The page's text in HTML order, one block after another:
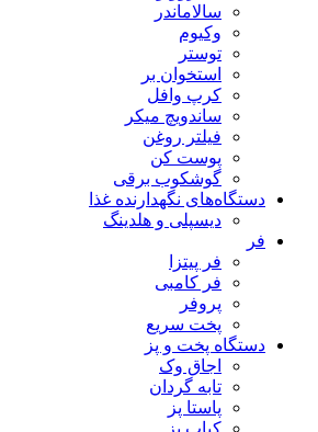
سالاماندر
وکیوم
توستر
استخوان بر
کرپ وافل
ساندویچ میکر
فیلتر روغن
پوست کن
گوشکوب برقی
دستگاه‌های نگهدارنده غذا
دیسپلی و هلدینگ
فر
فر پیتزا
فر کامبی
پروفر
پخت سریع
دستگاه‌ پخت و پز
اجاق وک
تابه گردان
پاستا پز
کباب پز